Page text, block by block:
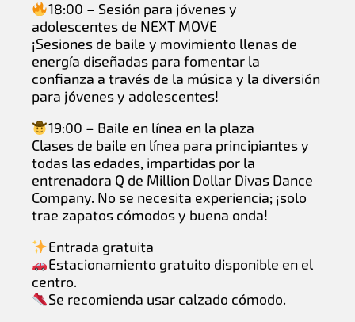
18:00 – Sesión para jóvenes y
adolescentes de NEXT MOVE
¡Sesiones de baile y movimiento llenas de
energía diseñadas para fomentar la
confianza a través de la música y la diversión
para jóvenes y adolescentes!
19:00 – Baile en línea en la plaza
Clases de baile en línea para principiantes y
todas las edades, impartidas por la
entrenadora Q de Million Dollar Divas Dance
Company. No se necesita experiencia; ¡solo
trae zapatos cómodos y buena onda!
Entrada gratuita
Estacionamiento gratuito disponible en el
centro.
Se recomienda usar calzado cómodo.